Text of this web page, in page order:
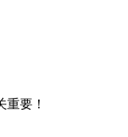
要！